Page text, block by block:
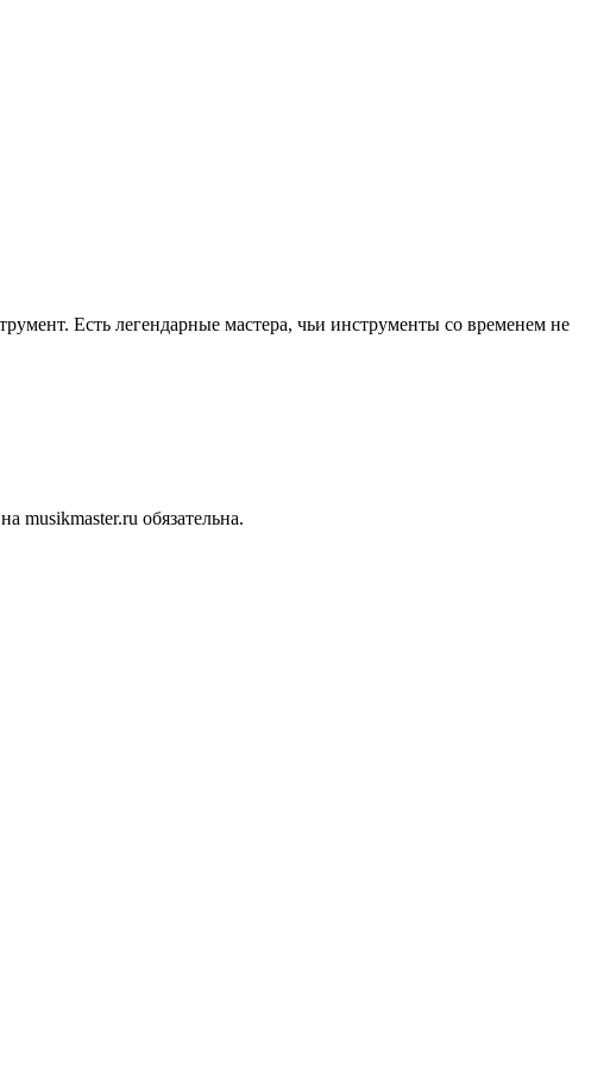
Есть легендарные мастера, чьи инструменты со временем не
musikmaster.ru обязательна.